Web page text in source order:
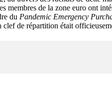
membres de la zone euro ont
du Pandemic Emergency
clef de répartition était